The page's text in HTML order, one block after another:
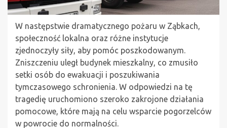
W następstwie dramatycznego pożaru w Ząbkach,
społeczność lokalna oraz różne instytucje
zjednoczyły siły, aby pomóc poszkodowanym.
Zniszczeniu uległ budynek mieszkalny, co zmusiło
setki osób do ewakuacji i poszukiwania
tymczasowego schronienia. W odpowiedzi na tę
tragedię uruchomiono szeroko zakrojone działania
pomocowe, które mają na celu wsparcie pogorzelców
w powrocie do normalności.